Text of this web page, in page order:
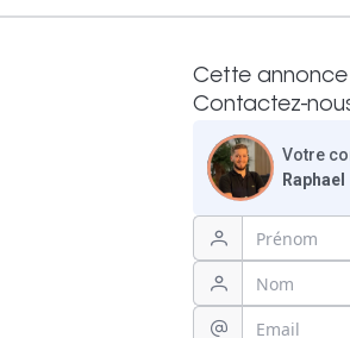
Cette annonce
Contactez-
Votre
Raphael